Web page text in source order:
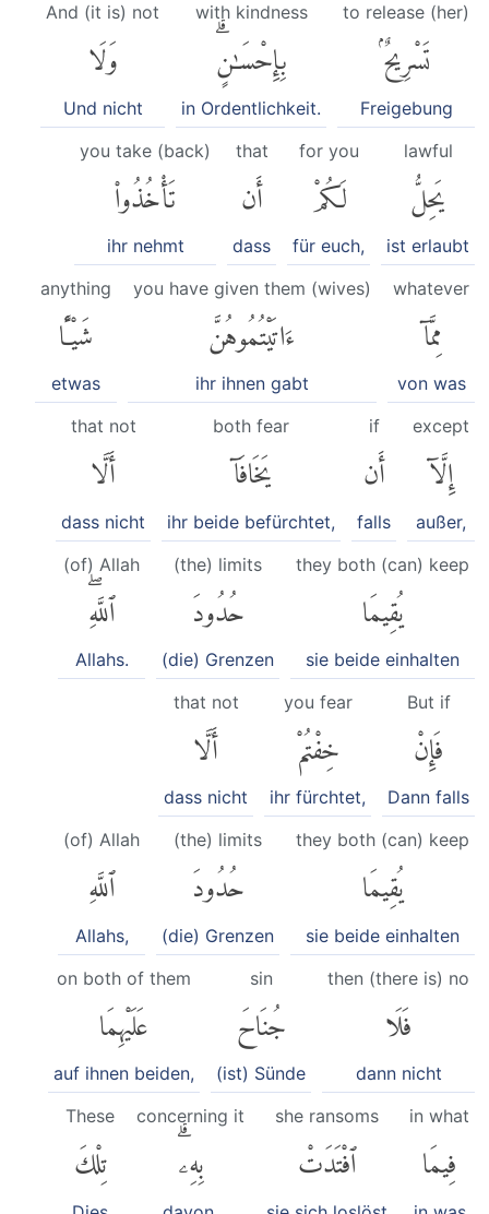
to release (her)
تَسْرِيحٌۢ
Freigebung
with kindness
بِإِحْسَٰنٍۗ
in Ordentlichkeit.
And (it is) not
وَلَا
Und nicht
lawful
يَحِلُّ
ist erlaubt
for you
لَكُمْ
für euch,
that
أَن
dass
you take (back)
تَأْخُذُوا۟
ihr nehmt
whatever
مِمَّآ
von was
you have given them (wives)
ءَاتَيْتُمُوهُنَّ
ihr ihnen gabt
anything
شَيْـًٔا
etwas
except
إِلَّآ
außer,
if
أَن
falls
both fear
يَخَافَآ
ihr beide befürchtet,
that not
أَلَّا
dass nicht
they both (can) keep
يُقِيمَا
sie beide einhalten
(the) limits
حُدُودَ
(die) Grenzen
(of) Allah
ٱللَّهِۖ
Allahs.
But if
فَإِنْ
Dann falls
you fear
خِفْتُمْ
ihr fürchtet,
that not
أَلَّا
dass nicht
they both (can) keep
يُقِيمَا
sie beide einhalten
(the) limits
حُدُودَ
(die) Grenzen
(of) Allah
ٱللَّهِ
Allahs,
then (there is) no
فَلَا
dann nicht
sin
جُنَاحَ
(ist) Sünde
on both of them
عَلَيْهِمَا
auf ihnen beiden,
in what
فِيمَا
she ransoms
ٱفْتَدَتْ
concerning it
بِهِۦۗ
These
تِلْكَ